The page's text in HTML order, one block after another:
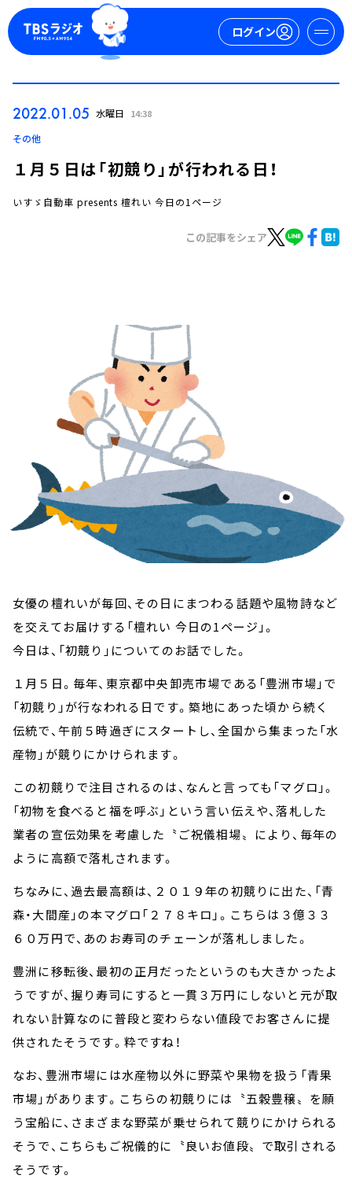
ログイン
トピックス
TBS Podcast
イベント・グッズ
YouTube
会社情報
2022.01.05 水曜日 14:38
その他
１月５日は「初競り」が行われる日！
いすゞ自動車 presents 檀れい 今日の1ページ
この記事をシェア
女優の檀れいが毎回、その日にまつわる話題や風物詩など
を交えてお届けする「檀れい 今日の1ページ」。
今日は、「初競り」についてのお話でした。
１月５日。毎年、東京都中央卸売市場である「豊洲市場」で
「初競り」が行なわれる日です。築地にあった頃から続く
伝統で、午前５時過ぎにスタートし、全国から集まった「水
産物」が競りにかけられます。
この初競りで注目されるのは、なんと言っても「マグロ」。
「初物を食べると福を呼ぶ」という言い伝えや、落札した
業者の宣伝効果を考慮した〝ご祝儀相場〟により、毎年の
ように高額で落札されます。
ちなみに、過去最高額は、２０１９年の初競りに出た、「青
森・大間産」の本マグロ「２７８キロ」。こちらは３億３３
６０万円で、あのお寿司のチェーンが落札しました。
豊洲に移転後、最初の正月だったというのも大きかったよ
うですが、握り寿司にすると一貫３万円にしないと元が取
れない計算なのに普段と変わらない値段でお客さんに提
供されたそうです。粋ですね！
なお、豊洲市場には水産物以外に野菜や果物を扱う「青果
市場」があります。こちらの初競りには〝五穀豊穣〟を願
う宝船に、さまざまな野菜が乗せられて競りにかけられる
そうで、こちらもご祝儀的に〝良いお値段〟で取引される
そうです。